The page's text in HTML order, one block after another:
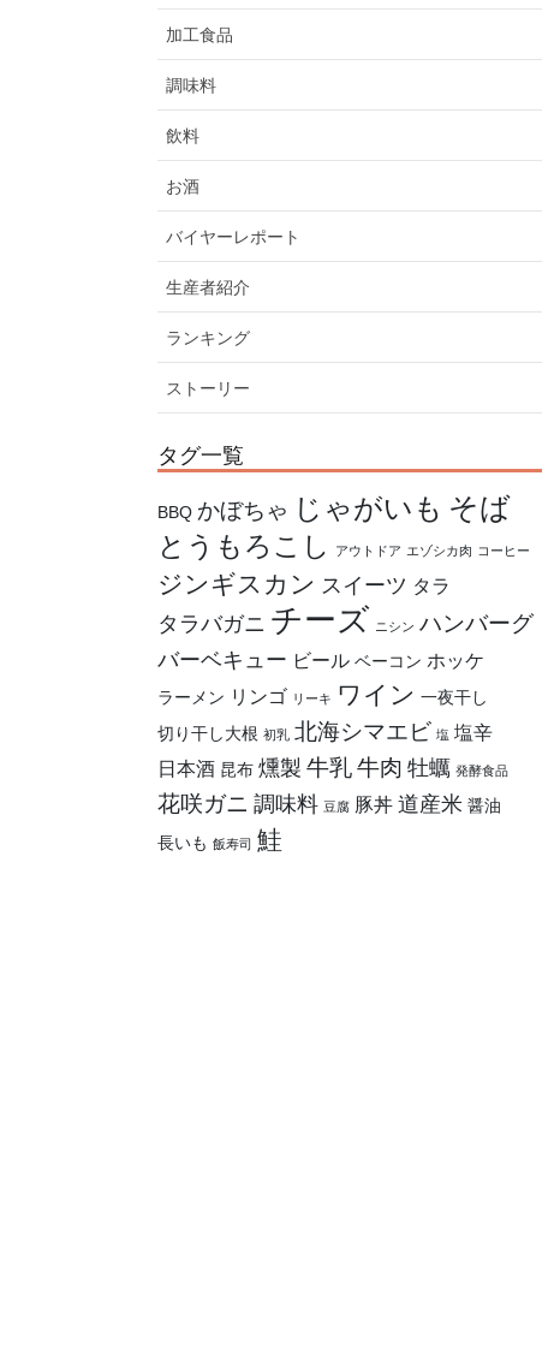
加工食品
調味料
飲料
お酒
バイヤーレポート
生産者紹介
ランキング
ストーリー
タグ一覧
BBQ かぼちゃ じゃがいも そば
とうもろこし アウトドア エゾシカ肉 コーヒー
ジンギスカン スイーツ タラ
タラバガニ チーズ ニシン ハンバーグ
バーベキュー ビール ベーコン ホッケ
ラーメン リンゴ リーキ ワイン 一夜干し
切り干し大根 初乳 北海シマエビ 塩 塩辛
日本酒 昆布 燻製 牛乳 牛肉 牡蠣 発酵食品
花咲ガニ 調味料 豆腐 豚丼 道産米 醤油
長いも 飯寿司 鮭